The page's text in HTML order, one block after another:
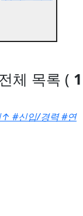
체 목록 ( 1
↑ #신입/경력#연